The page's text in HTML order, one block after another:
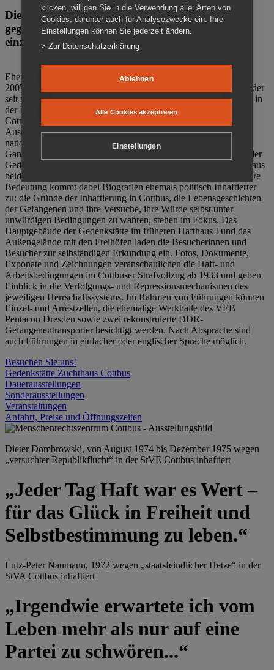
Die Gedenkstätte Zuchthaus Cottbus ist ein Ort
gegen das Vergessen. Anschaulich, nah und
einzigartig.
Ehemalige politische Häftlinge der DDR gründeten im Oktober
2007 den Verein Menschenrechtszentrum Cottbus e. V. (MRZ), der
seit 2011 Eigentümer des ehemaligen Gefängnisses (1860-2002) in
der Bautzener Straße und Träger der Gedenkstätte Zuchthaus
Cottbus ist. Im Zentrum der Arbeit der Gedenkstätte steht die
Auseinandersetzung mit politischem Unrecht während der
nationalsozialistischen Terrorherrschaft und der SED-Diktatur.
Ganzjährig zeigen mehrere Dauer- und Sonderausstellungen in der
Gedenkstätte Zuchthaus Cottbus Beispiele politischen Unrechts aus
beiden deutschen Diktaturen des 20. Jahrhunderts. Eine besondere
Bedeutung kommt dabei Biografien ehemals politisch Inhaftierter
zu: die Gründe der Inhaftierung in Cottbus, die Lebensgeschichten
der Gefangenen und ihre Versuche, ihre Würde selbst unter
unwürdigen Bedingungen zu wahren, stehen im Fokus. Das
Hauptgebäude der Gedenkstätte im früheren Hafthaus I und das
Außengelände mit den Freihöfen laden die Besucherinnen und
Besucher zur selbständigen Erkundung ein. Fotos, Dokumente,
Exponate und Zeichnungen veranschaulichen die Haft- und
Arbeitsbedingungen im Cottbuser Strafvollzug ab 1933 und geben
Einblick in die Verfolgungs- und Repressionsmechanismen des
jeweiligen Herrschaftssystems. Im Rahmen von Führungen können
Einzel- und Arrestzellen, die ehemalige Werkhalle des VEB
Pentacon Dresden sowie zwei rekonstruierte DDR-
Gefangenentransporter besichtigt werden. Nach Absprache sind
auch Führungen in einfacher oder englischer Sprache möglich.
Besuchen Sie uns!
Gedenkstätte Zuchthaus Cottbus
Dauerausstellungen
Sonderausstellungen
Veranstaltungen
Anfahrt, Preise und Öffnungszeiten
Dieter Dombrowski, von August 1974 bis Dezember 1975 wegen
„versuchter Republikflucht“ in der StVE Cottbus inhaftiert
„Jeder Tag Haft war es Wert –
für das Glück in Freiheit und
Selbstbestimmung zu leben.“
Lutz-Peter Naumann, 1972 wegen „staatsfeindlicher Hetze“ in der
StVA Cottbus inhaftiert
„Irgendwie erwartete ich vom
Leben mehr als nur auf eine
Partei zu schwören...“
klicken, willigen Sie in die Verwendung aller Arten von
Cookies, darunter auch für Analysezwecke ein. Ihre
Einstellungen können Sie jederzeit ändern.
> Zur Datenschutzerklärung
Ablehnen
Alle Cookies akzeptieren
Einstellungen